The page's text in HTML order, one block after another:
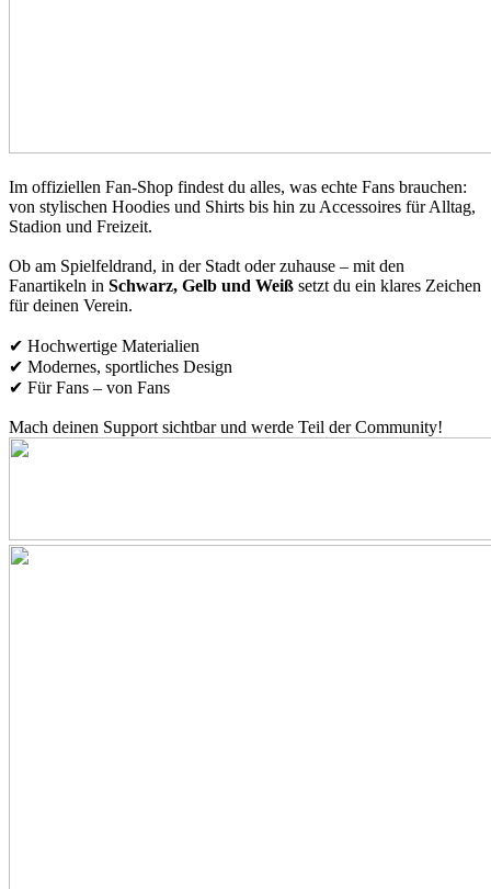
Im offiziellen Fan-Shop findest du alles, was echte Fans brauchen:
von stylischen Hoodies und Shirts bis hin zu Accessoires für Alltag,
Stadion und Freizeit.
Ob am Spielfeldrand, in der Stadt oder zuhause – mit den
Fanartikeln in Schwarz, Gelb und Weiß setzt du ein klares Zeichen
für deinen Verein.
✔ Hochwertige Materialien
✔ Modernes, sportliches Design
✔ Für Fans – von Fans
Mach deinen Support sichtbar und werde Teil der Community!